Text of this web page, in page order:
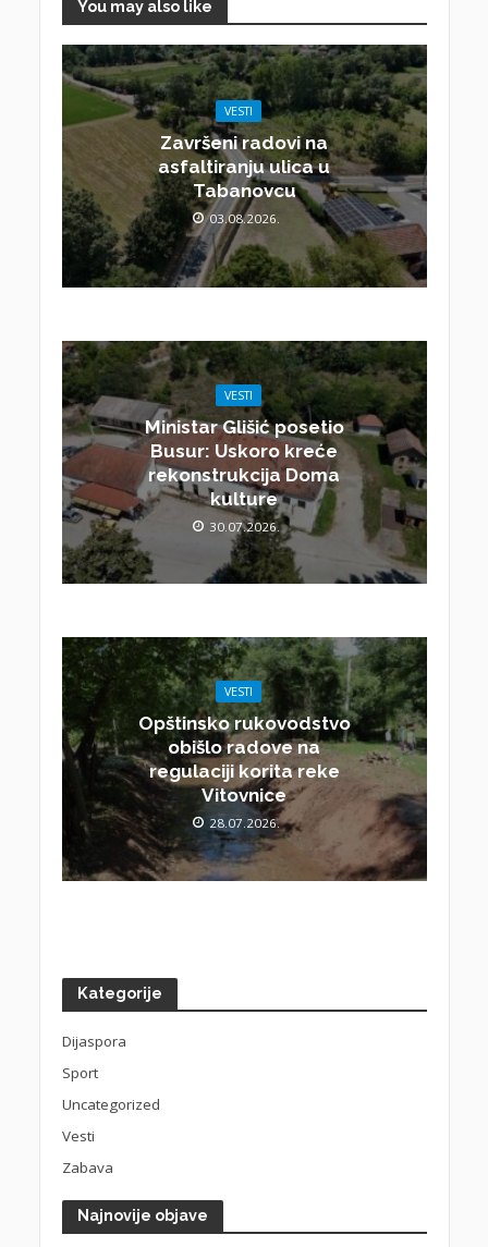
You may also like
VESTI
Završeni radovi na
asfaltiranju ulica u
Tabanovcu
03.08.2026.
VESTI
Ministar Glišić posetio
Busur: Uskoro kreće
rekonstrukcija Doma
kulture
30.07.2026.
VESTI
Opštinsko rukovodstvo
obišlo radove na
regulaciji korita reke
Vitovnice
28.07.2026.
Kategorije
Dijaspora
Sport
Uncategorized
Vesti
Zabava
Najnovije objave